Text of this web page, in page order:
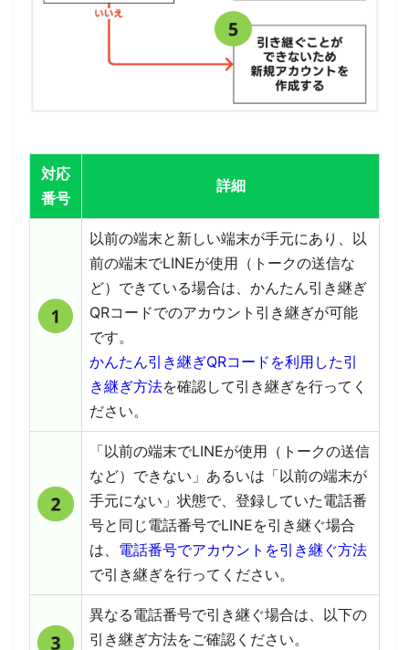
対応
番号
詳細
以前の端末と新しい端末が手元にあり、以
前の端末でLINEが使用（トークの送信な
ど）できている場合は、かんたん引き継ぎ
QRコードでのアカウント引き継ぎが可能
です。
かんたん引き継ぎQRコードを利用した引
き継ぎ方法を確認して引き継ぎを行ってく
ださい。
「以前の端末でLINEが使用 （ トークの送信
など）できない」あるいは「以前の端末が
手元にない」状態で、登録していた電話番
号と同じ電話番号でLINEを引き継ぐ場合
は、 電話番号でアカウントを引き継ぐ方法
で引き継ぎを行ってください。
異なる電話番号で引き継ぐ場合は、以下の
引き継ぎ方法をご確認ください。